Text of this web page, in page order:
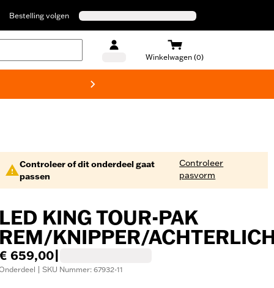
Bestelling volgen
Winkelwagen (0)
Controleer of dit onderdeel gaat
passen
Controleer
pasvorm
KING TOUR-PAK
KNIPPER/
659,00
| SKU Nummer: 67932-11